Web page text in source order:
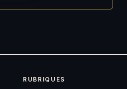
RUBRIQUES